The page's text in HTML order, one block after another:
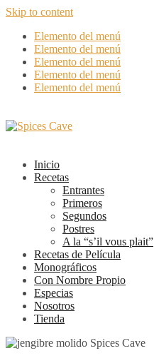
Skip to content
Elemento del menú
Elemento del menú
Elemento del menú
Elemento del menú
Elemento del menú
Inicio
Recetas
Entrantes
Primeros
Segundos
Postres
A la “s’il vous plait”
Recetas de Película
Monográficos
Con Nombre Propio
Especias
Nosotros
Tienda